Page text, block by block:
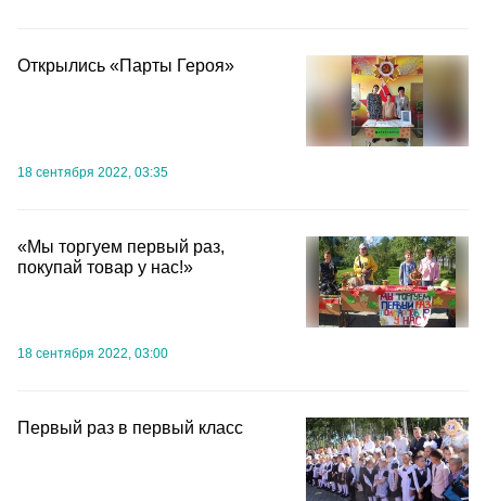
Открылись «Парты Героя»
18 сентября 2022, 03:35
«Мы торгуем первый раз,
покупай товар у нас!»
18 сентября 2022, 03:00
Первый раз в первый класс